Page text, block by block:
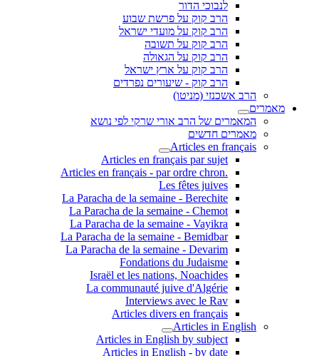
לנבוכי הדור
הרב קוק על פרשת שבוע
הרב קוק על מועדי ישראל
הרב קוק על תשובה
הרב קוק על הגאולה
הרב קוק על ארץ ישראל
הרב קוק - שיעורים נפרדים
הרב אשכנזי (מניטו)
מאמרים
המאמרים של הרב אורי שרקי לפי נושא
מאמרים חדשים
Articles en français
Articles en français par sujet
.Articles en français - par ordre chron
Les fêtes juives
La Paracha de la semaine - Berechite
La Paracha de la semaine - Chemot
La Paracha de la semaine - Vayikra
La Paracha de la semaine - Bemidbar
La Paracha de la semaine - Devarim
Fondations du Judaisme
Israël et les nations, Noachides
La communauté juive d'Algérie
Interviews avec le Rav
Articles divers en français
Articles in English
Articles in English by subject
Articles in English - by date